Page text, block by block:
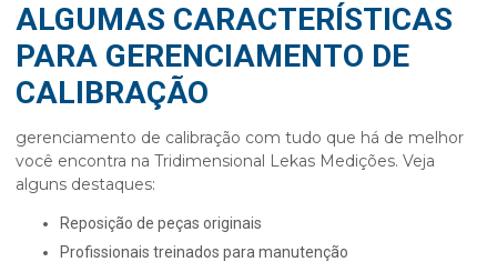
ALGUMAS CARACTERÍSTICAS
PARA GERENCIAMENTO DE
CALIBRAÇÃO
gerenciamento de calibração com tudo que há de melhor
você encontra na Tridimensional Lekas Medições. Veja
alguns destaques:
reposição de peças originais
profissionais treinados para manutenção